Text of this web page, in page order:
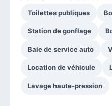
Toilettes publiques
Station de gonflage
Baie de service auto
Location de véhicule
Lavage haute-pression